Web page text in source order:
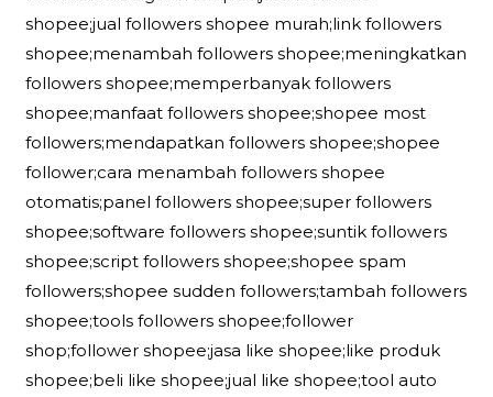
shopee;jual followers shopee murah;link followers
shopee;menambah followers shopee;meningkatkan
followers shopee;memperbanyak followers
shopee;manfaat followers shopee;shopee most
followers;mendapatkan followers shopee;shopee
follower;cara menambah followers shopee
otomatis;panel followers shopee;super followers
shopee;software followers shopee;suntik followers
shopee;script followers shopee;shopee spam
followers;shopee sudden followers;tambah followers
shopee;tools followers shopee;follower
shop;follower shopee;jasa like shopee;like produk
shopee;beli like shopee;jual like shopee;tool auto